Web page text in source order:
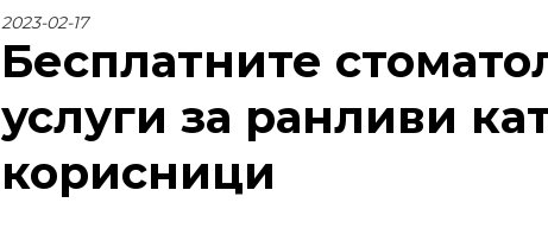
2023-02-17
Бесплатните
услуги за ранливи
корисници